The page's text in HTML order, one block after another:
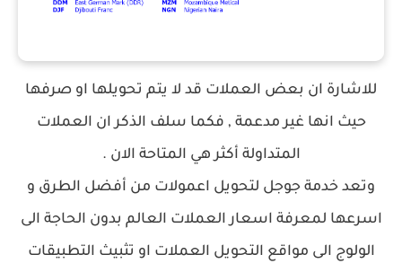
للاشارة ان بعض العملات قد لا يتم تحويلها او صرفها
حيث انها غير مدعمة , فكما سلف الذكر ان العملات
المتداولة أكثر هي المتاحة الان .
وتعد خدمة جوجل لتحويل اعمولات من أفضل الطرق و
اسرعها لمعرفة اسعار العملات العالم بدون الحاجة الى
الولوج الى مواقع التحويل العملات او تثبيث التطبيقات